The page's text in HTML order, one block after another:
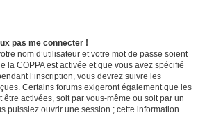
pas me connecter !
nom d’utilisateur et votre mot de passe soient
la COPPA est activée et que vous avez spécifié
l’inscription, vous devrez suivre les
Certains forums exigeront également que les
activées, soit par vous-même ou soit par un
puissiez ouvrir une session ; cette information